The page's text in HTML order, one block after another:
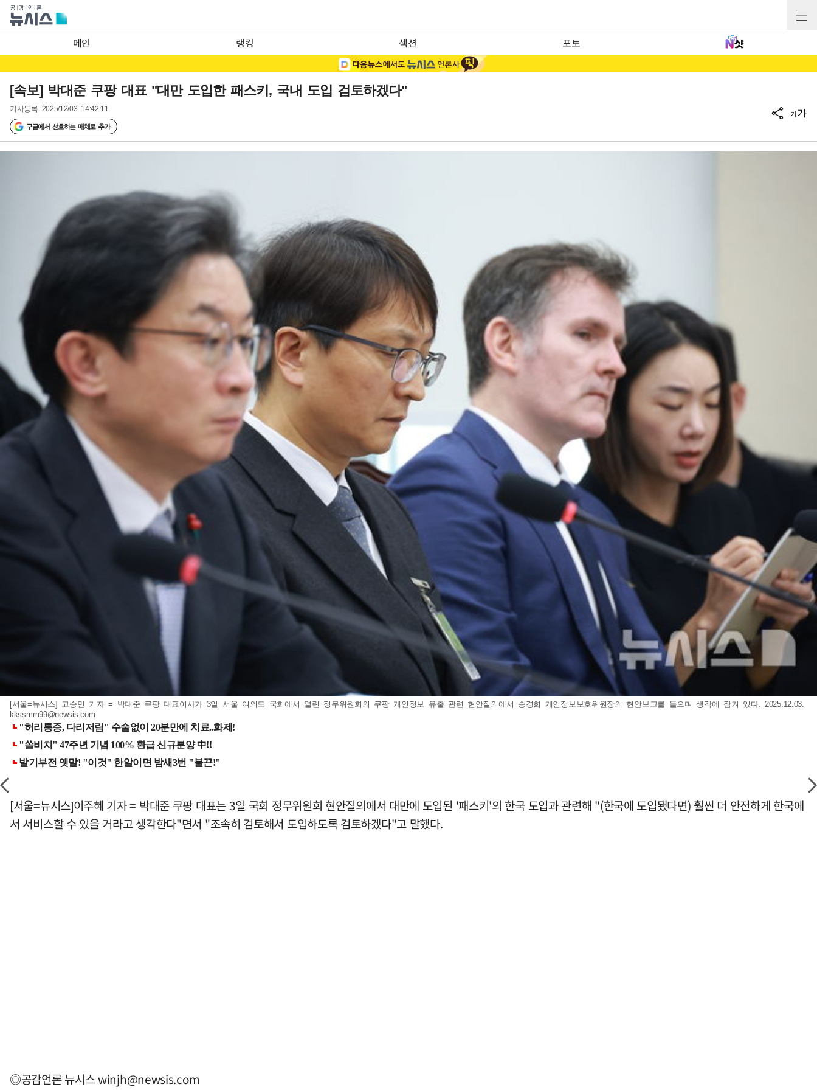
메인 랭킹 섹션 포토
[속보] 박대준 쿠팡 대표 "대만 도입한 패스키, 국내 도입 검토하겠다"
기사등록 2025/12/03 14:42:11
구글에서 선호하는 매체로 추가
가가
[서울=뉴시스] 고승민 기자 = 박대준 쿠팡 대표이사가 3일 서울 여의도 국회에서 열린 정무위원회의 쿠팡 개인정보 유출 관련 현안질의에서 송경희 개인정보보호위원장의 현안보고를 들으며 생각에 잠겨 있다. 2025.12.03.
kkssmm99@newsis.com
[서울=뉴시스]이주혜 기자 = 박대준 쿠팡 대표는 3일 국회 정무위원회 현안질의에서 대만에 도입된 '패스키'의 한국 도입과 관련해 "(한국에 도입됐다면) 훨씬 더 안전하게 한국에
서 서비스할 수 있을 거라고 생각한다"면서 "조속히 검토해서 도입하도록 검토하겠다"고 말했다.
◎공감언론 뉴시스winjh@newsis.com